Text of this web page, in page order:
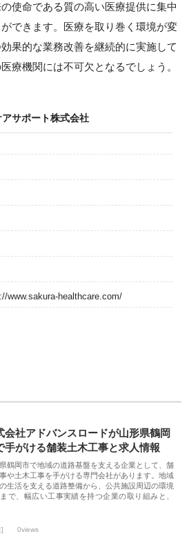
使命である質の高い医療提供に集中
できます。医療を取り巻く環境が変
果的な業務改善を継続的に実施して
療機関には不可欠となるでしょう。
サポート株式会社
www.sakura-healthcare.com/
会社アドバンスロードが山形県鶴岡
手がける舗装土木工事と求人情報
鶴岡市で地域の道路基盤を支える企業として、舗
や土木工事を手がける専門会社があります。地域
生活を支える道路整備から、公共施設周辺の環境
で、幅広い工事実績を持つ企業の取り組みと、
0views